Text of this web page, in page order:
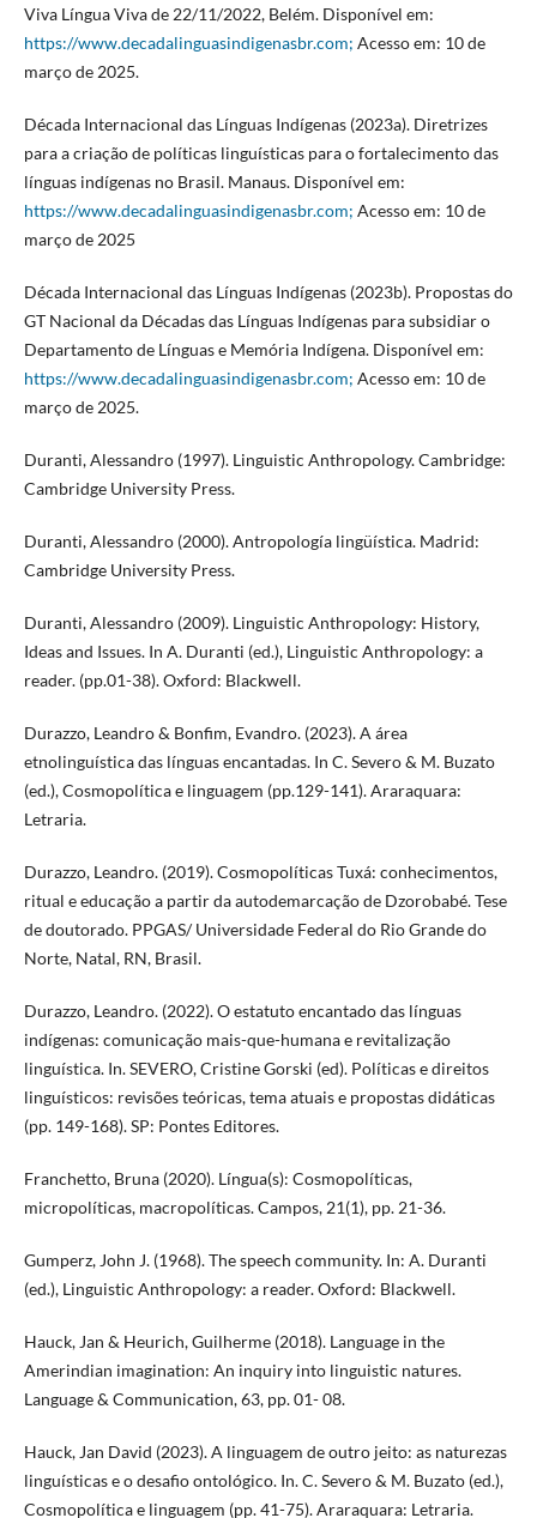
Viva Língua Viva de 22/11/2022, Belém. Disponível em:
https://www.decadalinguasindigenasbr.com; Acesso em: 10 de
março de 2025.
Década Internacional das Línguas Indígenas (2023a). Diretrizes
para a criação de políticas linguísticas para o fortalecimento das
línguas indígenas no Brasil. Manaus. Disponível em:
https://www.decadalinguasindigenasbr.com; Acesso em: 10 de
março de 2025
Década Internacional das Línguas Indígenas (2023b). Propostas do
GT Nacional da Décadas das Línguas Indígenas para subsidiar o
Departamento de Línguas e Memória Indígena. Disponível em:
https://www.decadalinguasindigenasbr.com; Acesso em: 10 de
março de 2025.
Duranti, Alessandro (1997). Linguistic Anthropology. Cambridge:
Cambridge University Press.
Duranti, Alessandro (2000). Antropología lingüística. Madrid:
Cambridge University Press.
Duranti, Alessandro (2009). Linguistic Anthropology: History,
Ideas and Issues. In A. Duranti (ed.), Linguistic Anthropology: a
reader. (pp.01-38). Oxford: Blackwell.
Durazzo, Leandro & Bonfim, Evandro. (2023). A área
etnolinguística das línguas encantadas. In C. Severo & M. Buzato
(ed.), Cosmopolítica e linguagem (pp.129-141). Araraquara:
Letraria.
Durazzo, Leandro. (2019). Cosmopolíticas Tuxá: conhecimentos,
ritual e educação a partir da autodemarcação de Dzorobabé. Tese
de doutorado. PPGAS/ Universidade Federal do Rio Grande do
Norte, Natal, RN, Brasil.
Durazzo, Leandro. (2022). O estatuto encantado das línguas
indígenas: comunicação mais-que-humana e revitalização
linguística. In. SEVERO, Cristine Gorski (ed). Políticas e direitos
linguísticos: revisões teóricas, tema atuais e propostas didáticas
(pp. 149-168). SP: Pontes Editores.
Franchetto, Bruna (2020). Língua(s): Cosmopolíticas,
micropolíticas, macropolíticas. Campos, 21(1), pp. 21-36.
Gumperz, John J. (1968). The speech community. In: A. Duranti
(ed.), Linguistic Anthropology: a reader. Oxford: Blackwell.
Hauck, Jan & Heurich, Guilherme (2018). Language in the
Amerindian imagination: An inquiry into linguistic natures.
Language & Communication, 63, pp. 01- 08.
Hauck, Jan David (2023). A linguagem de outro jeito: as naturezas
linguísticas e o desafio ontológico. In. C. Severo & M. Buzato (ed.),
Cosmopolítica e linguagem (pp. 41-75). Araraquara: Letraria.